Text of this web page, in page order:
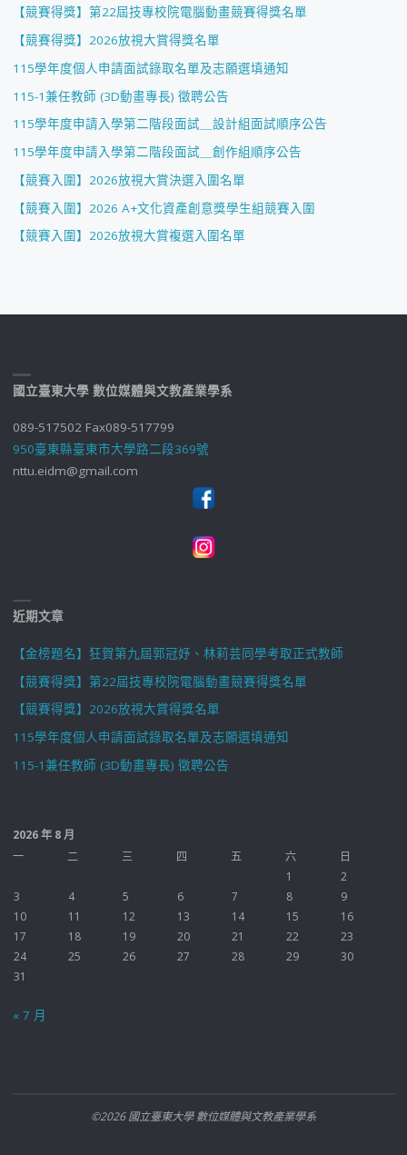
【競賽得獎】第22屆技專校院電腦動畫競賽得獎名單
【競賽得獎】2026放視大賞得獎名單
115學年度個人申請面試錄取名單及志願選填通知
115-1兼任教師 (3D動畫專長) 徵聘公告
115學年度申請入學第二階段面試＿設計組面試順序公告
115學年度申請入學第二階段面試＿創作組順序公告
【競賽入圍】2026放視大賞決選入圍名單
【競賽入圍】2026 A+文化資產創意獎學生組競賽入圍
【競賽入圍】2026放視大賞複選入圍名單
國立臺東大學 數位媒體與文教產業學系
089-517502 Fax089-517799
950臺東縣臺東市大學路二段369號
nttu.eidm@gmail.com
近期文章
【金榜題名】狂賀第九屆郭冠妤、林莉芸同學考取正式教師
【競賽得獎】第22屆技專校院電腦動畫競賽得獎名單
【競賽得獎】2026放視大賞得獎名單
115學年度個人申請面試錄取名單及志願選填通知
115-1兼任教師 (3D動畫專長) 徵聘公告
2026 年 8 月
一
二 三 四 五 六
日
1
2
3
4 5 6 7 8
9
10
11 12 13 14 15
16
17
18 19 20 21 22
23
24
25 26 27 28 29
30
31
« 7 月
©2026 國立臺東大學 數位媒體與文教產業學系